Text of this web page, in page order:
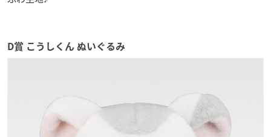
D賞 こうしくん ぬいぐるみ